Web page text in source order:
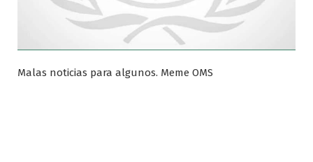
Malas noticias para algunos. Meme OMS